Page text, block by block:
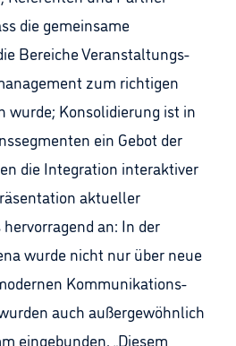
die gemeinsame
Bereiche Veranstaltungs-
zum richtigen
wurde; Konsolidierung ist in
ein Gebot der
die Integration interaktiver
aktueller
an: In der
wurde nicht nur über neue
Kommunikations-
auch außergewöhnlich
eingebunden. „Diesem